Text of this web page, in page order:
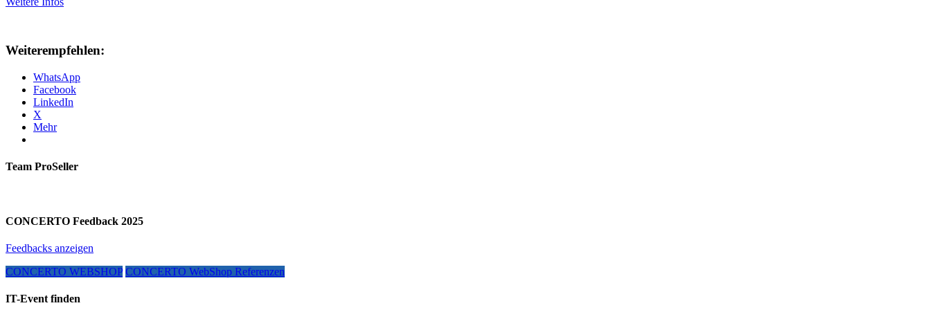
Weiterempfehlen:
WhatsApp
Facebook
LinkedIn
X
Mehr
Team ProSeller
CONCERTO Feedback 2025
Feedbacks anzeigen
CONCERTO WEBSHOP CONCERTO WebShop Referenzen
IT-Event finden